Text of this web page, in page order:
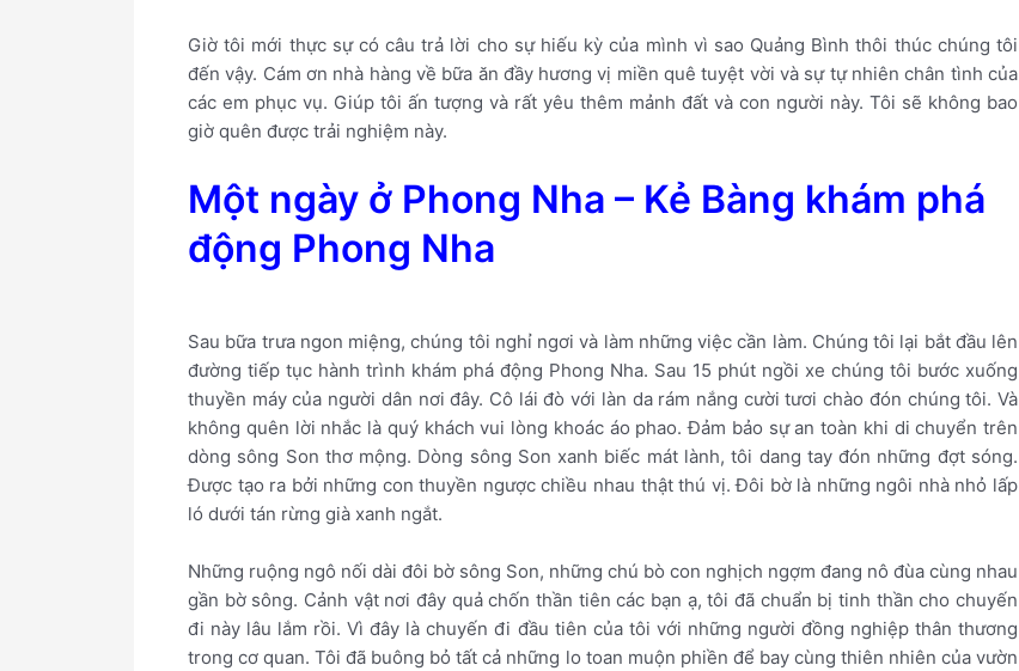
Giờ tôi mới thực sự có câu trả lời cho sự hiếu kỳ của mình vì sao Quảng Bình thôi thúc chúng tôi
đến vậy. Cám ơn nhà hàng về bữa ăn đầy hương vị miền quê tuyệt vời và sự tự nhiên chân tình của
các em phục vụ. Giúp tôi ấn tượng và rất yêu thêm mảnh đất và con người này. Tôi sẽ không bao
giờ quên được trải nghiệm này.
Một ngày ở Phong Nha – Kẻ Bàng khám phá
động Phong Nha
Sau bữa trưa ngon miệng, chúng tôi nghỉ ngơi và làm những việc cần làm. Chúng tôi lại bắt đầu lên
đường tiếp tục hành trình khám phá động Phong Nha. Sau 15 phút ngồi xe chúng tôi bước xuống
thuyền máy của người dân nơi đây. Cô lái đò với làn da rám nắng cười tươi chào đón chúng tôi. Và
không quên lời nhắc là quý khách vui lòng khoác áo phao. Đảm bảo sự an toàn khi di chuyển trên
dòng sông Son thơ mộng. Dòng sông Son xanh biếc mát lành, tôi dang tay đón những đợt sóng.
Được tạo ra bởi những con thuyền ngược chiều nhau thật thú vị. Đôi bờ là những ngôi nhà nhỏ lấp
ló dưới tán rừng già xanh ngắt.
Những ruộng ngô nối dài đôi bờ sông Son, những chú bò con nghịch ngợm đang nô đùa cùng nhau
gần bờ sông. Cảnh vật nơi đây quả chốn thần tiên các bạn ạ, tôi đã chuẩn bị tinh thần cho chuyến
đi này lâu lắm rồi. Vì đây là chuyến đi đầu tiên của tôi với những người đồng nghiệp thân thương
trong cơ quan. Tôi đã buông bỏ tất cả những lo toan muộn phiền để bay cùng thiên nhiên của vườn